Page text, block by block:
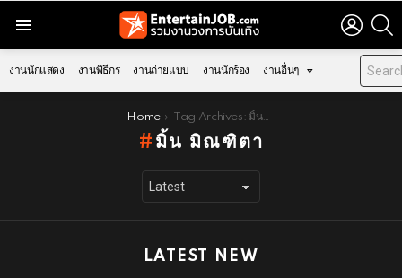
LOGIN
งานนักแสดง งานพิธีกร งานถ่ายแบบ งานนักร้อง งานอื่นๆ
Home Tag Archives: มิ้น มิณฑิตา
มิ้น มิณฑิตา
LATEST NEW